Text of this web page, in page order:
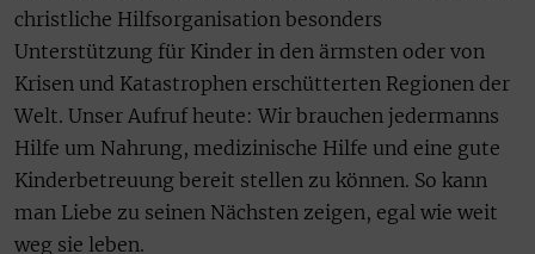
christliche Hilfsorganisation besonders
Unterstützung für Kinder in den ärmsten oder von
Krisen und Katastrophen erschütterten Regionen der
Welt. Unser Aufruf heute: Wir brauchen jedermanns
Hilfe um Nahrung, medizinische Hilfe und eine gute
Kinderbetreuung bereit stellen zu können. So kann
man Liebe zu seinen Nächsten zeigen, egal wie weit
weg sie leben.